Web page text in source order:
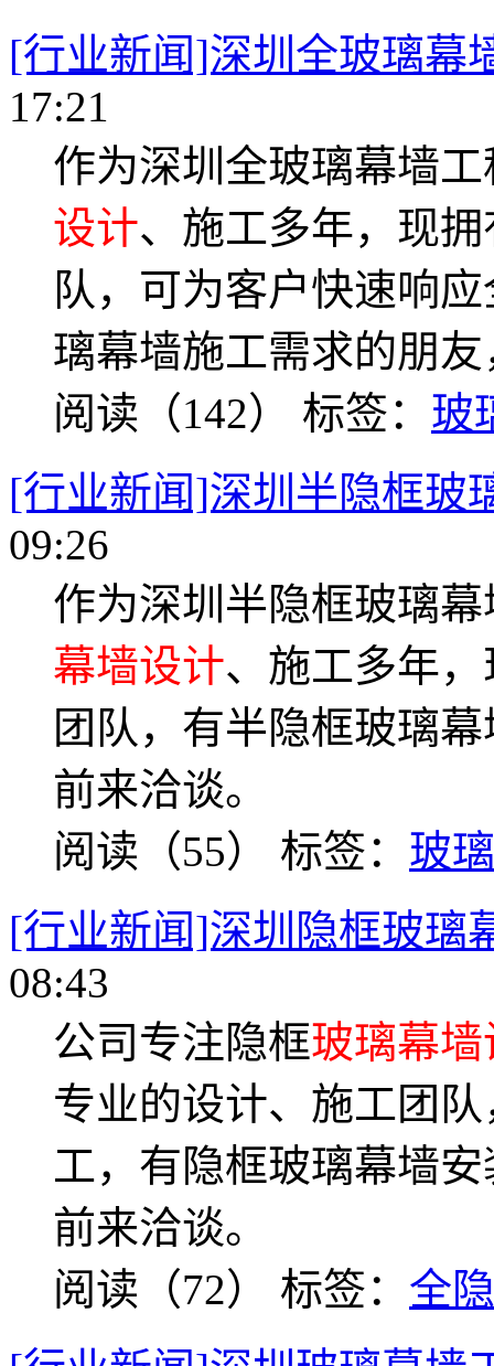
[行业新闻]深圳全玻璃幕
17:21
作为深圳全玻璃幕墙
设计、施工多年，现
队，可为客户快速响
璃幕墙施工需求的朋
阅读（142） 标签： 玻
[行业新闻]深圳半隐框玻
09:26
作为深圳半隐框玻璃
幕墙设计、施工多年
团队，有半隐框玻璃
前来洽谈。
阅读（55） 标签： 玻
[行业新闻]深圳隐框玻璃
08:43
公司专注隐框玻璃幕墙
专业的设计、施工团
工，有隐框玻璃幕墙
前来洽谈。
阅读（72） 标签： 全